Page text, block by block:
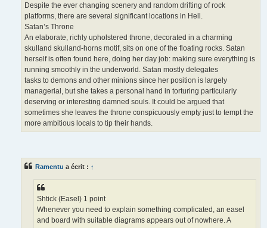
Despite the ever changing scenery and random drifting of rock
platforms, there are several significant locations in Hell.
Satan’s Throne
An elaborate, richly upholstered throne, decorated in a charming
skulland skulland-horns motif, sits on one of the floating rocks. Satan
herself is often found here, doing her day job: making sure everything is
running smoothly in the underworld. Satan mostly delegates
tasks to demons and other minions since her position is largely
managerial, but she takes a personal hand in torturing particularly
deserving or interesting damned souls. It could be argued that
sometimes she leaves the throne conspicuously empty just to tempt the
more ambitious locals to tip their hands.
Ramentu a écrit : ↑
Shtick (Easel) 1 point
Whenever you need to explain something complicated, an easel
and board with suitable diagrams appears out of nowhere. A